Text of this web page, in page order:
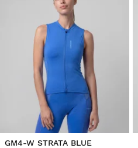
GM4-W STRATA BLUE